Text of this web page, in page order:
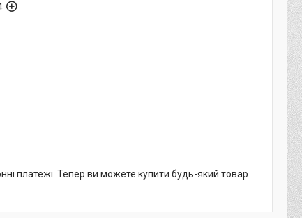
платежі. Тепер ви можете купити будь-який товар